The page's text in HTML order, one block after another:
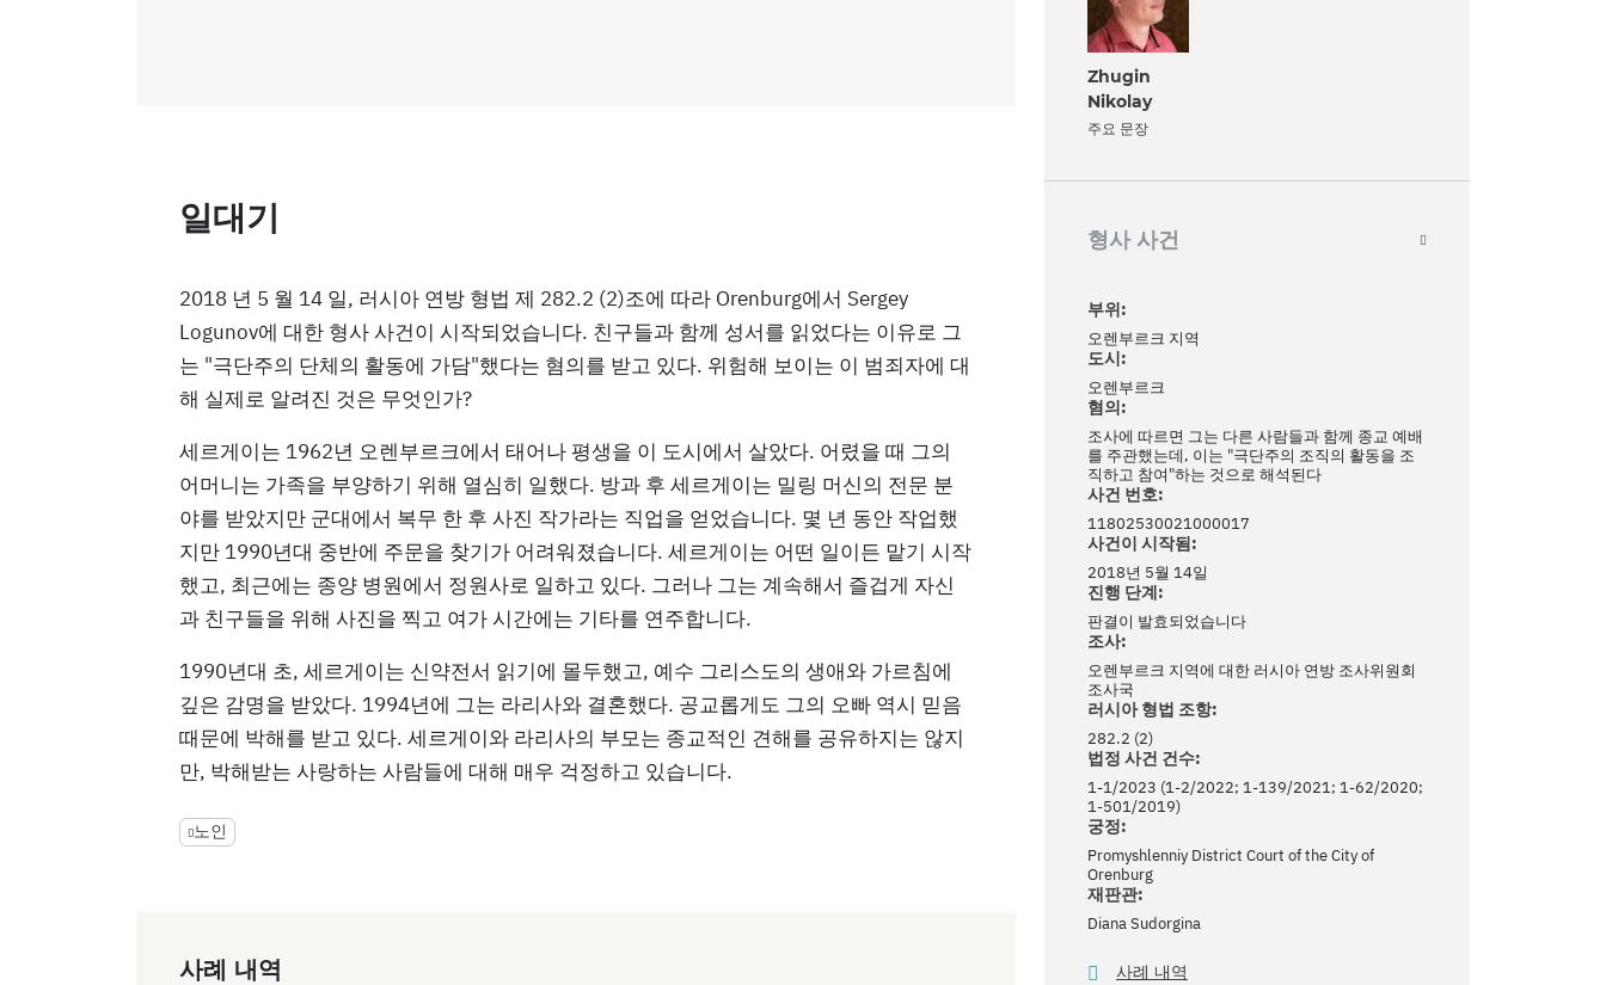
일대기
2018 년 5 월 14 일, 러시아 연방 형법 제 282.2 (2)조에 따라 Orenburg에서 Sergey
Logunov에 대한 형사 사건이 시작되었습니다. 친구들과 함께 성서를 읽었다는 이유로 그
는 "극단주의 단체의 활동에 가담"했다는 혐의를 받고 있다. 위험해 보이는 이 범죄자에 대
해 실제로 알려진 것은 무엇인가?
세르게이는 1962년 오렌부르크에서 태어나 평생을 이 도시에서 살았다. 어렸을 때 그의
어머니는 가족을 부양하기 위해 열심히 일했다. 방과 후 세르게이는 밀링 머신의 전문 분
야를 받았지만 군대에서 복무 한 후 사진 작가라는 직업을 얻었습니다. 몇 년 동안 작업했
지만 1990년대 중반에 주문을 찾기가 어려워졌습니다. 세르게이는 어떤 일이든 맡기 시작
했고, 최근에는 종양 병원에서 정원사로 일하고 있다. 그러나 그는 계속해서 즐겁게 자신
과 친구들을 위해 사진을 찍고 여가 시간에는 기타를 연주합니다.
1990년대 초, 세르게이는 신약전서 읽기에 몰두했고, 예수 그리스도의 생애와 가르침에
깊은 감명을 받았다. 1994년에 그는 라리사와 결혼했다. 공교롭게도 그의 오빠 역시 믿음
때문에 박해를 받고 있다. 세르게이와 라리사의 부모는 종교적인 견해를 공유하지는 않지
만, 박해받는 사랑하는 사람들에 대해 매우 걱정하고 있습니다.
노인
사례 내역
Zhugin
Nikolay
주요 문장
형사 사건
부위:
오렌부르크 지역
도시:
오렌부르크
혐의:
조사에 따르면 그는 다른 사람들과 함께 종교 예배
를 주관했는데, 이는 "극단주의 조직의 활동을 조
직하고 참여"하는 것으로 해석된다
사건 번호:
11802530021000017
사건이 시작됨:
2018년 5월 14일
진행 단계:
판결이 발효되었습니다
조사:
오렌부르크 지역에 대한 러시아 연방 조사위원회
조사국
러시아 형법 조항:
282.2 (2)
법정 사건 건수:
1-1/2023 (1-2/2022; 1-139/2021; 1-62/2020;
1-501/2019)
궁정:
Promyshlenniy District Court of the City of
Orenburg
재판관:
Diana Sudorgina
사례 내역